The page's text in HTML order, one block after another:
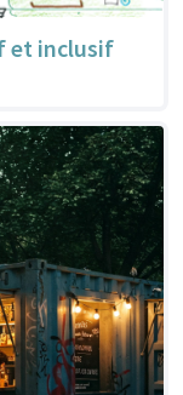
et inclusif